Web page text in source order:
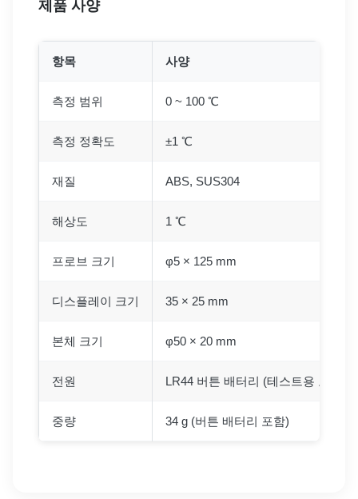
제품 사양
항목 사양
측정 범위 0 ~ 100 ℃
측정 정확도 ±1 ℃
재질 ABS, SUS304
해상도 1 ℃
프로브 크기 φ5 × 125 mm
디스플레이 크기 35 × 25 mm
본체 크기 φ50 × 20 mm
전원 LR44 버튼 배터리 (테스트용 포함)
중량 34 g (버튼 배터리 포함)